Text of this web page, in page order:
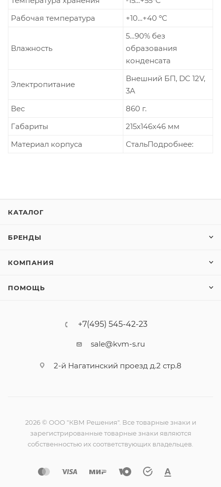
Рабочая температура
+10…+40 ºС
Влажность
5…90% без
образования
конденсата
Электропитание
Внешний БП, DC 12V,
3А
Вес
860 г.
Габариты
215x146x46 мм
Материал корпуса
СтальПодробнее:
КАТАЛОГ
БРЕНДЫ
КОМПАНИЯ
ПОМОЩЬ
+7(495) 545-42-23
sale@kvm-s.ru
2-й Нагатинский проезд д.2 стр.8
2026 © ООО "КВМ Решения". Все товарные знаки и
зарегистрированные товарные знаки являются
собственностью их соответствующих владельцев.